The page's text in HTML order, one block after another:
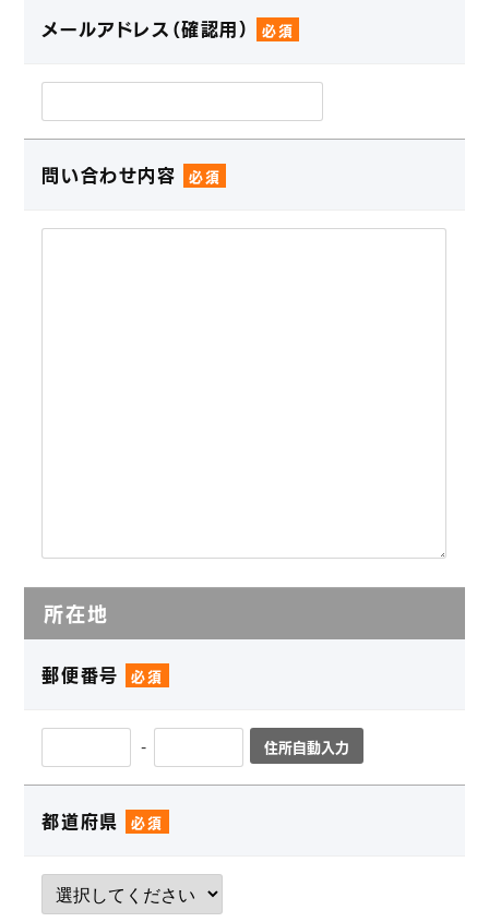
メールアドレス（確認用） 必須
問い合わせ内容 必須
所在地
郵便番号 必須
- 住所自動入力
都道府県 必須